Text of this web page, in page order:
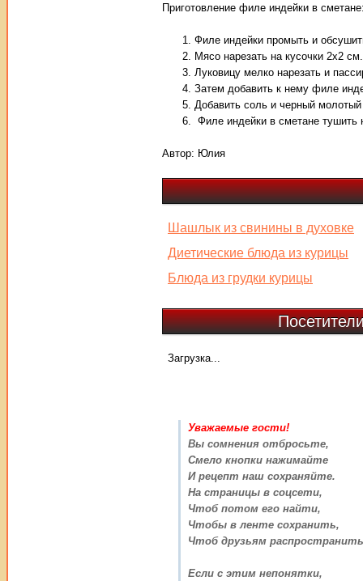
Приготовление филе индейки в
Филе индейки промыть и
Мясо нарезать на кусочки 2х2 см.
Луковицу мелко нарезать и
Затем добавить к нему филе
Добавить соль и черный
Филе индейки в сметане тушить
Автор: Юлия
Шашлык из свинины в духовке
Диетические блюда из курицы
Блюда из грудки курицы
Загрузка...
Уважаемые гости!
Вы сомнения отбросьте,
Смело кнопки нажимайте
И рецепт наш сохраняйте.
На страницы в соцсети,
Чтоб потом его найти,
Чтобы в ленте сохранить,
Чтоб друзьям
Если с этим непонятки,